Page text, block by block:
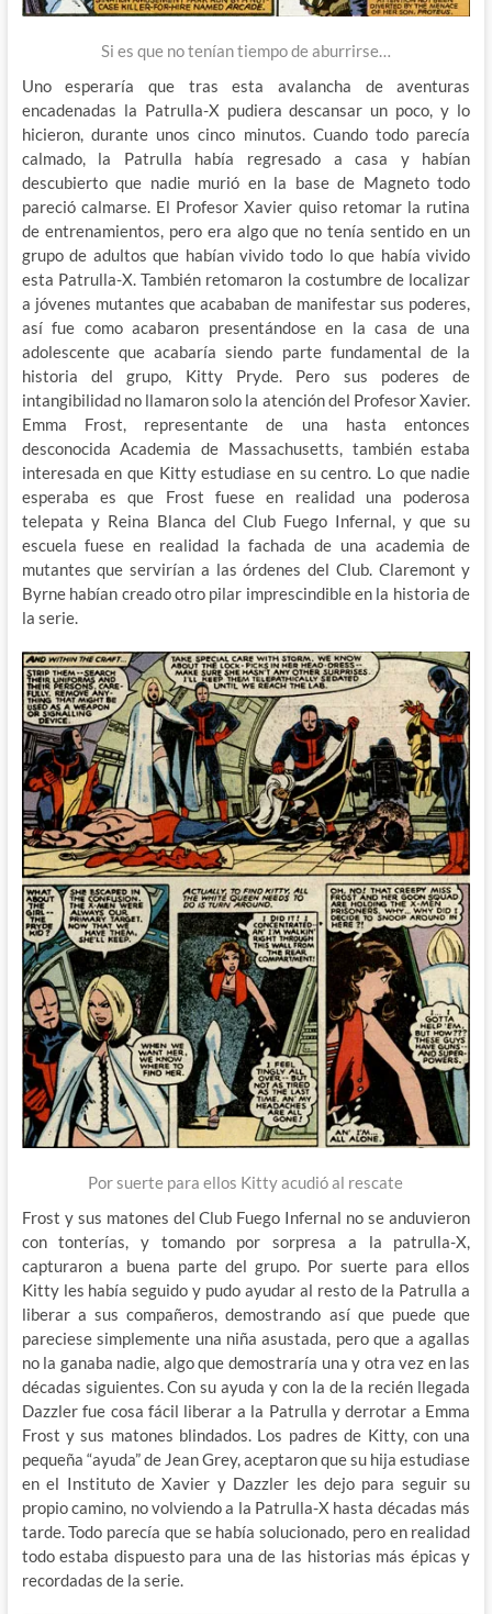
Si es que no tenían tiempo de aburrirse…
Uno esperaría que tras esta avalancha de aventuras
encadenadas la Patrulla-X pudiera descansar un poco, y lo
hicieron, durante unos cinco minutos. Cuando todo parecía
calmado, la Patrulla había regresado a casa y habían
descubierto que nadie murió en la base de Magneto todo
pareció calmarse. El Profesor Xavier quiso retomar la rutina
de entrenamientos, pero era algo que no tenía sentido en un
grupo de adultos que habían vivido todo lo que había vivido
esta Patrulla-X. También retomaron la costumbre de localizar
a jóvenes mutantes que acababan de manifestar sus poderes,
así fue como acabaron presentándose en la casa de una
adolescente que acabaría siendo parte fundamental de la
historia del grupo, Kitty Pryde. Pero sus poderes de
intangibilidad no llamaron solo la atención del Profesor Xavier.
Emma Frost, representante de una hasta entonces
desconocida Academia de Massachusetts, también estaba
interesada en que Kitty estudiase en su centro. Lo que nadie
esperaba es que Frost fuese en realidad una poderosa
telepata y Reina Blanca del Club Fuego Infernal, y que su
escuela fuese en realidad la fachada de una academia de
mutantes que servirían a las órdenes del Club. Claremont y
Byrne habían creado otro pilar imprescindible en la historia de
la serie.
Por suerte para ellos Kitty acudió al rescate
Frost y sus matones del Club Fuego Infernal no se anduvieron
con tonterías, y tomando por sorpresa a la patrulla-X,
capturaron a buena parte del grupo. Por suerte para ellos
Kitty les había seguido y pudo ayudar al resto de la Patrulla a
liberar a sus compañeros, demostrando así que puede que
pareciese simplemente una niña asustada, pero que a agallas
no la ganaba nadie, algo que demostraría una y otra vez en las
décadas siguientes. Con su ayuda y con la de la recién llegada
Dazzler fue cosa fácil liberar a la Patrulla y derrotar a Emma
Frost y sus matones blindados. Los padres de Kitty, con una
pequeña “ayuda” de Jean Grey, aceptaron que su hija estudiase
en el Instituto de Xavier y Dazzler les dejo para seguir su
propio camino, no volviendo a la Patrulla-X hasta décadas más
tarde. Todo parecía que se había solucionado, pero en realidad
todo estaba dispuesto para una de las historias más épicas y
recordadas de la serie.